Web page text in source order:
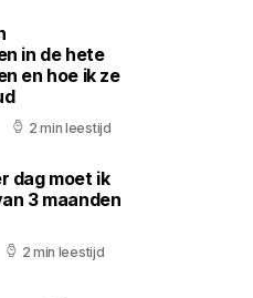
in de hete
en hoe ik ze
2 min leestijd
dag moet ik
3 maanden
2 min leestijd